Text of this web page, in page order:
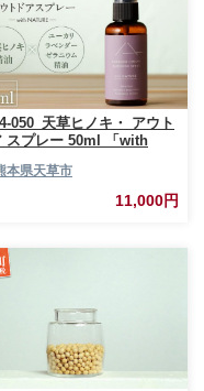
050_天草ヒノキ・ アウト
スプレー 50ml 「with
本県天草市
11,000円